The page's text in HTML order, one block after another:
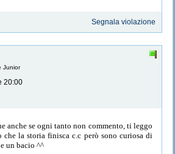
Segnala violazione
Junior
20:00
anche se ogni tanto non commento, ti leggo
la storia finisca c.c però sono curiosa di
un bacio ^^